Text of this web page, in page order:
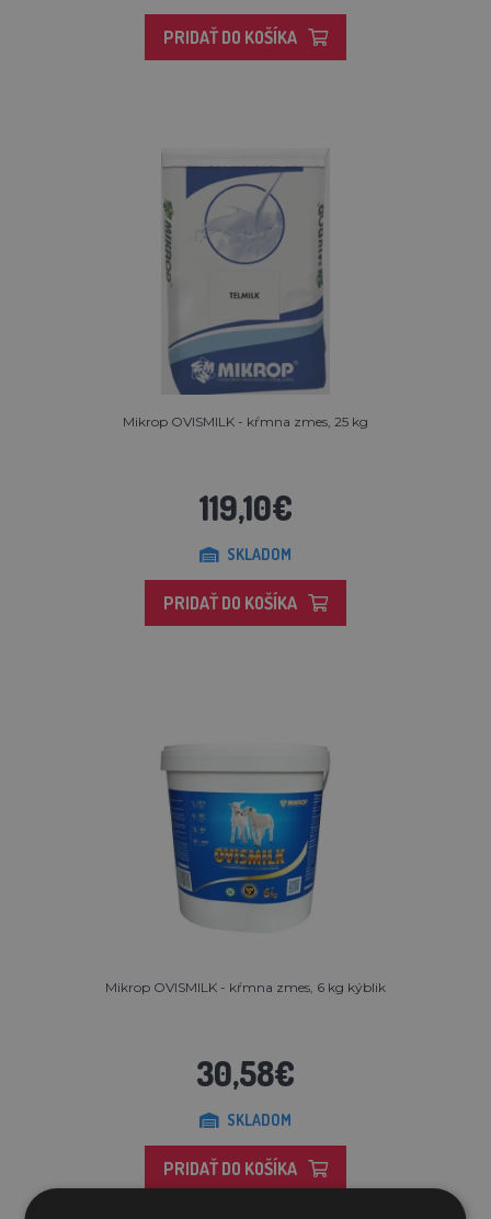
PRIDAŤ DO KOŠÍKA
Mikrop OVISMILK - kŕmna zmes, 25 kg
119,10€
SKLADOM
PRIDAŤ DO KOŠÍKA
Mikrop OVISMILK - kŕmna zmes, 6 kg kýblik
30,58€
SKLADOM
PRIDAŤ DO KOŠÍKA